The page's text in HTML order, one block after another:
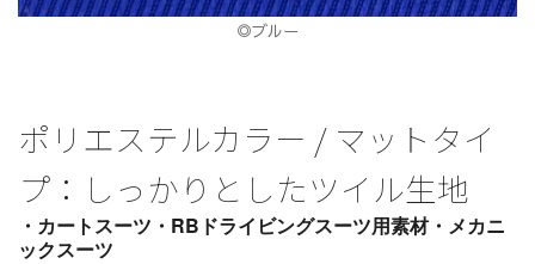
◎ブルー
ポリエステルカラー / マットタイ
プ：しっかりとしたツイル生地
・カートスーツ・RBドライビングスーツ用素材・メカニ
ックスーツ